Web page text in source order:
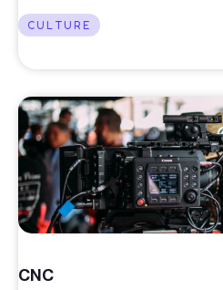
CULTURE
CNC